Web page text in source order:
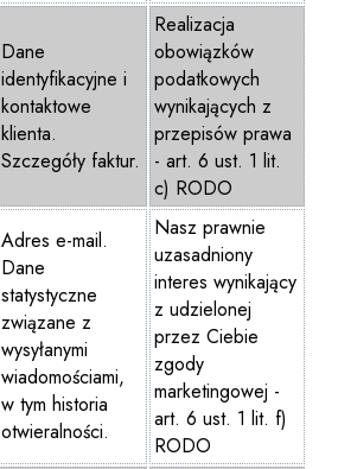
Dane
identyfikacyjne i
kontaktowe
klienta.
Szczegóły faktur.
Realizacja
obowiązków
podatkowych
wynikających z
przepisów prawa
- art. 6 ust. 1 lit.
c) RODO
Adres e-mail.
Dane
statystyczne
związane z
wysyłanymi
wiadomościami,
w tym historia
otwieralności.
Nasz prawnie
uzasadniony
interes wynikający
z udzielonej
przez Ciebie
zgody
marketingowej -
art. 6 ust. 1 lit. f)
RODO